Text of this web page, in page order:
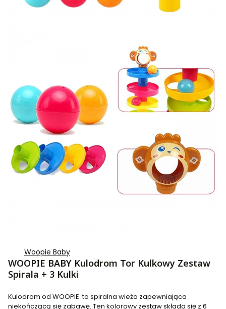
Woopie Baby
WOOPIE BABY Kulodrom Tor Kulkowy Zestaw
Spirala + 3 Kulki
Kulodrom od WOOPIE to spiralna wieża zapewniająca
niekończącą się zabawę. Ten kolorowy zestaw składa się z 6